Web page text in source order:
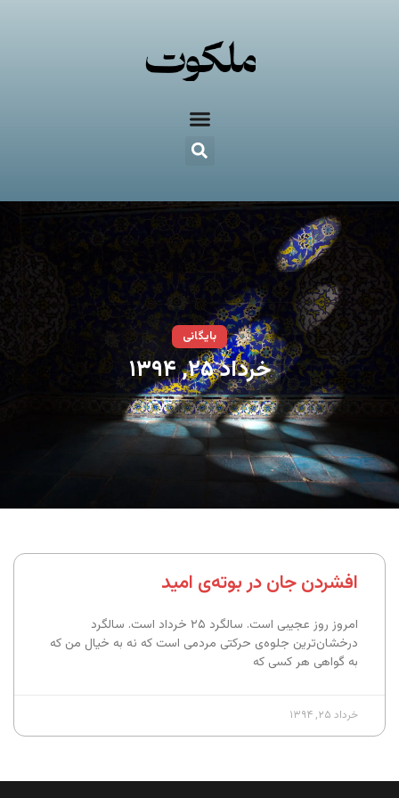
بایگانی
خرداد ۲۵, ۱۳۹۴
افشردن جان در بوته‌ی امید
امروز روز عجیبی است. سالگرد ۲۵ خرداد است. سالگرد
درخشان‌ترین جلوه‌ی حرکتی مردمی است که نه به خیال من که
به گواهی هر کسی که
خرداد ۲۵, ۱۳۹۴